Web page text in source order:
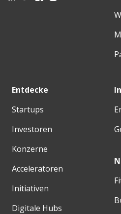
Entdecke
Startups
Investoren
Konzerne
Acceleratoren
Initiativen
Digitale Hubs